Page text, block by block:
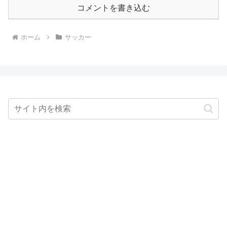
コメントを書き込む
ホーム サッカー